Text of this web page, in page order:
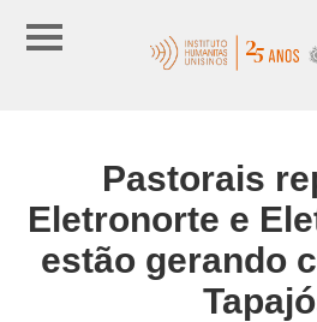
Pastorais
Eletronorte e
estão gerando